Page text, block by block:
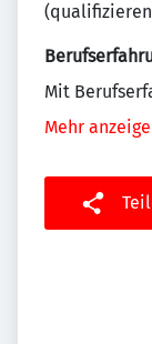
Mit
Mehr